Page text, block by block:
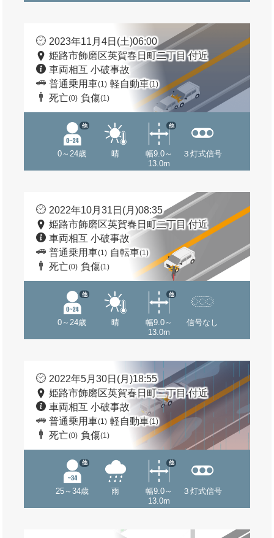
2023年11月4日(土)06:00
姫路市飾磨区英賀春日町二丁目 付近
車両相互 小破事故
普通乗用車(1) 軽自動車(1)
死亡(0) 負傷(1)
0～24歳
他
晴
幅9.0～
13.0m
他
３灯式信号
2022年10月31日(月)08:35
姫路市飾磨区英賀春日町二丁目 付近
車両相互 小破事故
普通乗用車(1) 自転車(1)
死亡(0) 負傷(1)
0～24歳
他
晴
幅9.0～
13.0m
他
信号なし
2022年5月30日(月)18:55
姫路市飾磨区英賀春日町二丁目 付近
車両相互 小破事故
普通乗用車(1) 軽自動車(1)
死亡(0) 負傷(1)
25～34歳
他
雨
幅9.0～
13.0m
他
３灯式信号